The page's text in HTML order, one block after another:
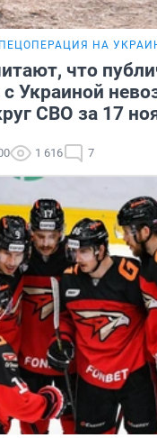
НА
что
с Украиной
СВО за 17
1 616 7